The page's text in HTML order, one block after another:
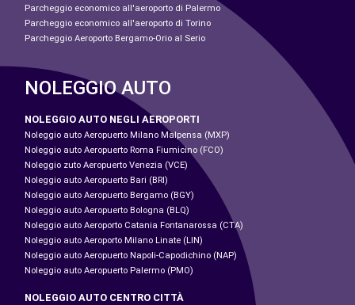
Parcheggio economico all'aeroporto di Palermo
Parcheggio economico all'aeroporto di Torino
Parcheggio Aeroporto Bergamo-Orio al Serio
NOLEGGIO AUTO
NOLEGGIO AUTO NEGLI AEROPORTI
Noleggio auto Aeropuerto Milano Malpensa (MXP)
Noleggio auto Aeropuerto Roma Fiumicino (FCO)
Noleggio zuto Aeropuerto Venezia (VCE)
Noleggio auto Aeropuerto Bari (BRI)
Noleggio auto Aeropuerto Bergamo (BGY)
Noleggio auto Aeropuerto Bologna (BLQ)
Noleggio auto Aeroporto Catania Fontanarossa (CTA)
Noleggio auto Aeroporto Milano Linate (LIN)
Noleggio auto Aeropuerto Napoli-Capodichino (NAP)
Noleggio auto Aeropuerto Palermo (PMO)
NOLEGGIO AUTO CENTRO CITTÀ